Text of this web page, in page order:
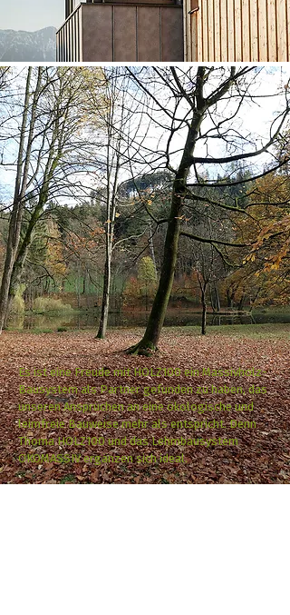
Es ist eine Freude mit HOLZ100 ein Massivholz-
Bausystem als Partner gefunden zu haben, das
unseren Ansprüchen an eine ökologische und
leimfreie Bauweise mehr als entspricht. Denn
Thoma HOLZ100 und das Lehmbausystem
ÖKOMASSIV ergänzen sich ideal.